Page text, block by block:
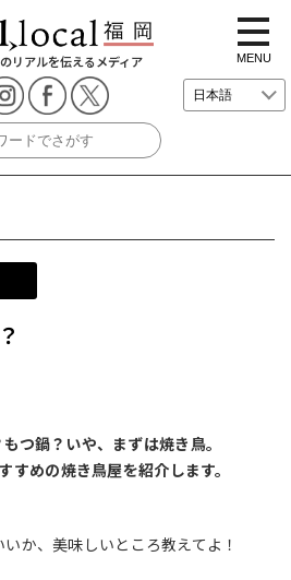
リアルを伝えるメディア
t
o
g
g
e
i
i
MENU
つ鍋？いや、まずは焼き鳥。
めの焼き鳥屋を紹介します。
か、美味しいところ教えてよ！